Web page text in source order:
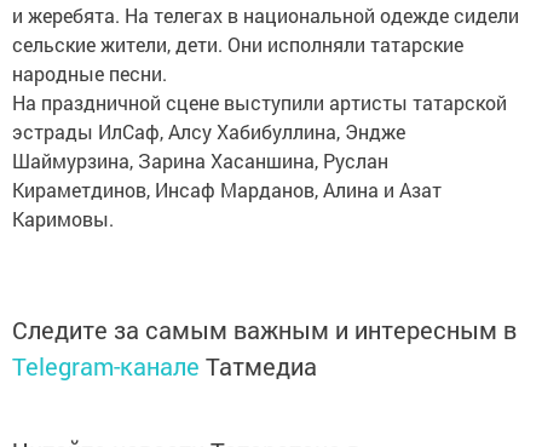
и жеребята. На телегах в национальной одежде сидели
сельские жители, дети. Они исполняли татарские
народные песни.
На праздничной сцене выступили артисты татарской
эстрады ИлСаф, Алсу Хабибуллина, Эндже
Шаймурзина, Зарина Хасаншина, Руслан
Кираметдинов, Инсаф Марданов, Алина и Азат
Каримовы.
Следите за самым важным и интересным в
Telegram-канале Татмедиа